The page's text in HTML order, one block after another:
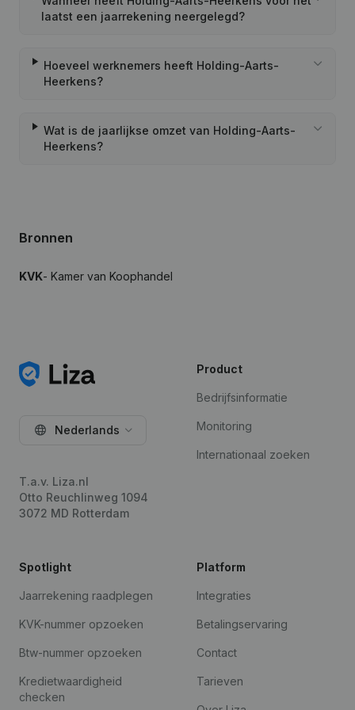
laatst een jaarrekening neergelegd?
Hoeveel werknemers heeft Holding-Aarts-
Heerkens?
Wat is de jaarlijkse omzet van Holding-Aarts-
Heerkens?
Bronnen
KVK- Kamer van Koophandel
Nederlands
T.a.v. Liza.nl
Otto Reuchlinweg 1094
3072 MD Rotterdam
Product
Bedrijfsinformatie
Monitoring
Internationaal zoeken
Spotlight
Jaarrekening raadplegen
KVK-nummer opzoeken
Btw-nummer opzoeken
Kredietwaardigheid
checken
Platform
Integraties
Betalingservaring
Contact
Tarieven